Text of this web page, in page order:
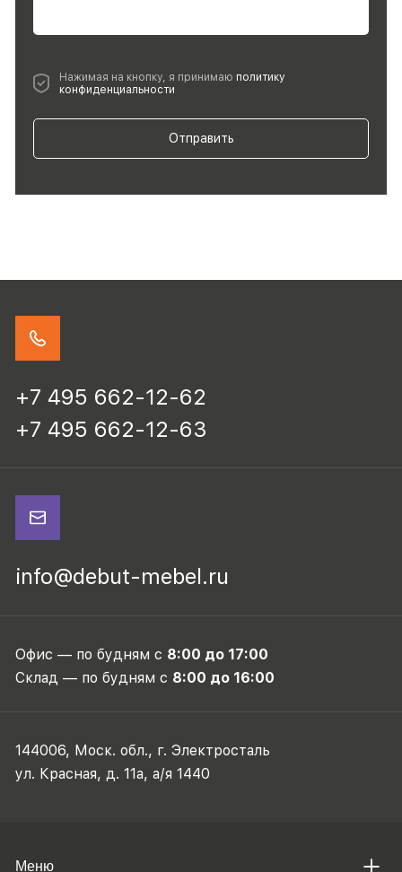
Нажимая на кнопку, я принимаю политику
конфиденциальности
Отправить
+7 495 662-12-62
+7 495 662-12-63
info@debut-mebel.ru
Офис — по будням с 8:00 до 17:00
Склад — по будням с 8:00 до 16:00
144006, Моск. обл., г. Электросталь
ул. Красная, д. 11а, а/я 1440
Меню